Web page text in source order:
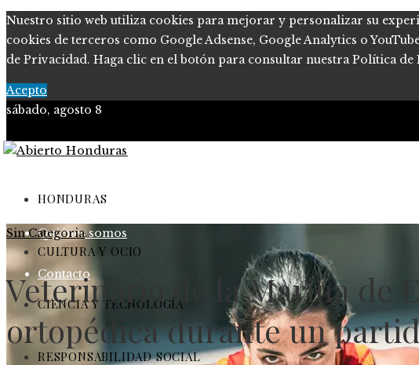
Nuestro sitio web utiliza cookies para mejorar y personalizar su
cookies de terceros como Google Adsense, Google Analytics o
de Privacidad. Haga clic en el botón para consultar nuestra Política de
Acepto
sábado, agosto 8
Política de Privacidad
Marco Legal del Sitio
Quiénes somos
Contacto
HONDURAS
CULTURA Y OCIO
CIENCIA Y TECNOLOGÍA
RESPONSABILIDAD SOCIAL
Sin Categoria
Veterinario de la Marina de
ortopédica durante un